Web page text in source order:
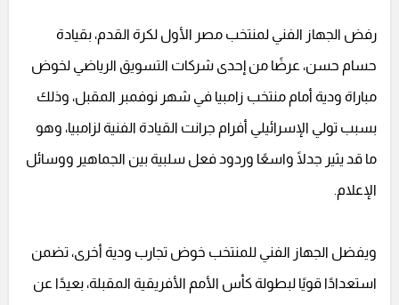
رفض الجهاز الفني لمنتخب مصر الأول لكرة القدم، بقيادة
حسام حسن، عرضًا من إحدى شركات التسويق الرياضي لخوض
مباراة ودية أمام منتخب زامبيا في شهر نوفمبر المقبل، وذلك
بسبب تولي الإسرائيلي أفرام جرانت القيادة الفنية لزامبيا، وهو
ما قد يثير جدلًا واسعًا وردود فعل سلبية بين الجماهير ووسائل
الإعلام.
ويفضل الجهاز الفني للمنتخب خوض تجارب ودية أخرى، تضمن
استعدادًا قويًا لبطولة كأس الأمم الأفريقية المقبلة، بعيدًا عن